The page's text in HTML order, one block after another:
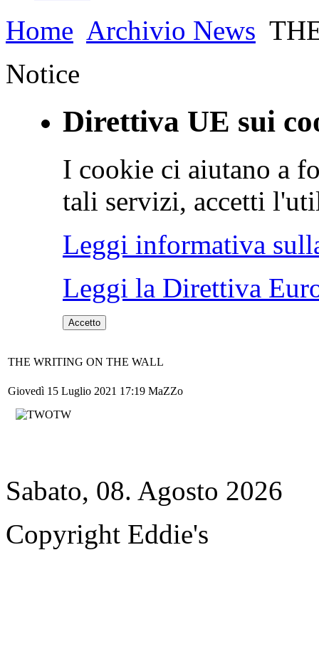
Home Archivio News
Notice
Direttiva UE sui
I cookie ci aiutano a
tali servizi, accetti
Leggi informativa
Leggi la Direttiva
Accetto
THE WRITING ON THE WALL
Giovedì 15 Luglio 2021 17:19 MaZZo
Sabato, 08. Agosto 2026
Copyright Eddie's